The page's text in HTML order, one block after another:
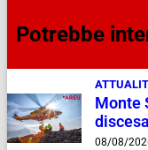
Potrebbe
Monte
08/08/